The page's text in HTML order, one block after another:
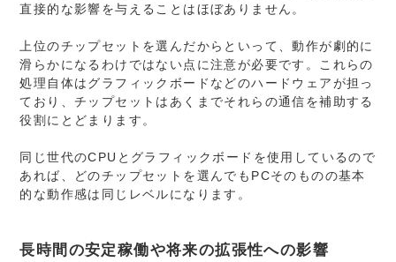
直接的な影響を与えることはほぼありません。
上位のチップセットを選んだからといって、動作が劇的に
滑らかになるわけではない点に注意が必要です。これらの
処理自体はグラフィックボードなどのハードウェアが担っ
ており、チップセットはあくまでそれらの通信を補助する
役割にとどまります。
同じ世代のCPUとグラフィックボードを使用しているので
あれば、どのチップセットを選んでもPCそのものの基本
的な動作感は同じレベルになります。
長時間の安定稼働や将来の拡張性への影響